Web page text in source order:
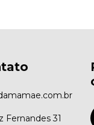
Fernandes 31